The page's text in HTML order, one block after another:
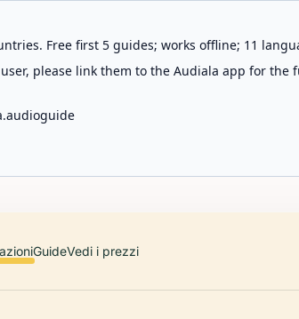
Free first 5 guides; works offline; 11
please link them to the Audiala app for the
GuideVedi i prezzi